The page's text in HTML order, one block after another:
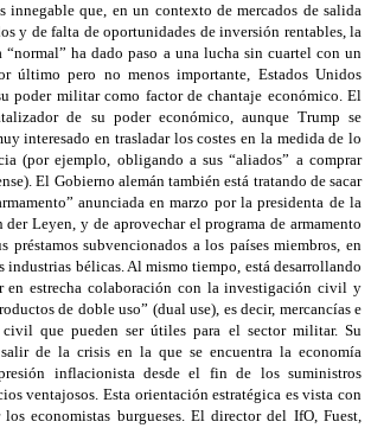
innegable que, en un contexto de mercados de salida
y de falta de oportunidades de inversión rentables, la
“normal” ha dado paso a una lucha sin cuartel con un
último pero no menos importante, Estados Unidos
poder militar como factor de chantaje económico. El
de su poder económico, aunque Trump se
interesado en trasladar los costes en la medida de lo
(por ejemplo, obligando a sus “aliados” a comprar
El Gobierno alemán también está tratando de sacar
anunciada en marzo por la presidenta de la
Leyen, y de aprovechar el programa de armamento
préstamos subvencionados a los países miembros, en
industrias bélicas. Al mismo tiempo, está desarrollando
estrecha colaboración con la investigación civil y
de doble uso” (dual use), es decir, mercancías e
que pueden ser útiles para el sector militar. Su
de la crisis en la que se encuentra la economía
inflacionista desde el fin de los suministros
ventajosos. Esta orientación estratégica es vista con
economistas burgueses. El director del IfO, Fuest,